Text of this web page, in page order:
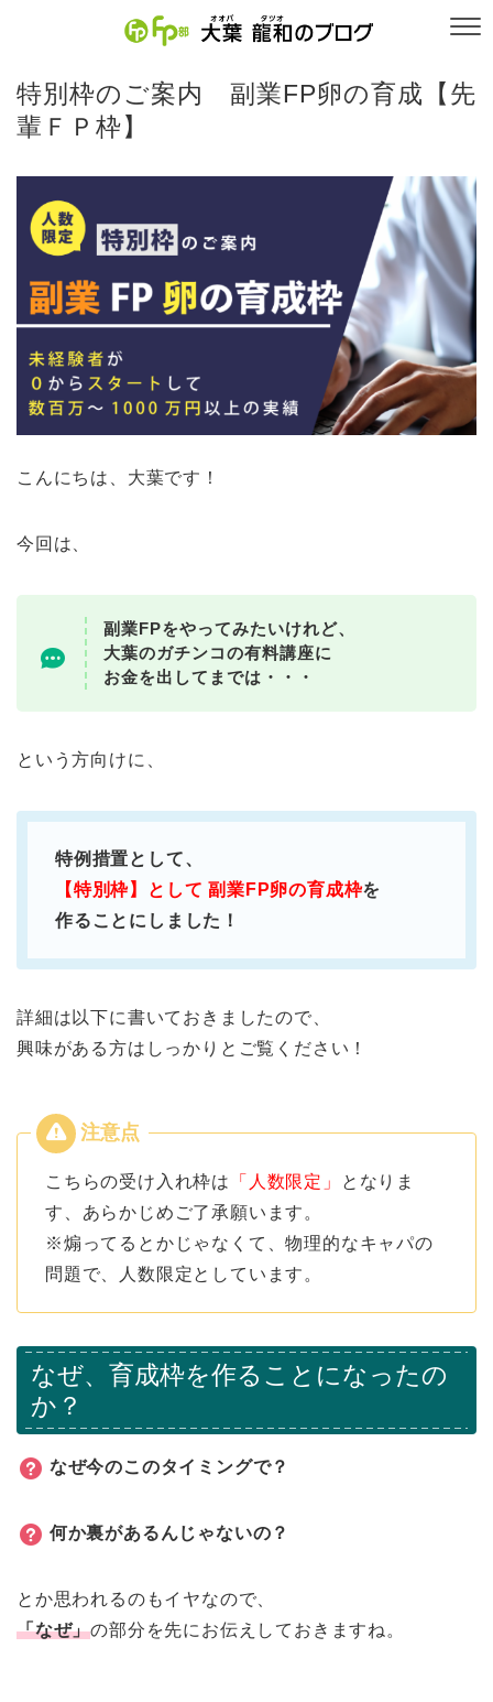
特別枠のご案内 副業FP卵の育成【先
輩ＦＰ枠】
こんにちは、大葉です！
今回は、
副業FPをやってみたいけれど、
大葉のガチンコの有料講座に
お金を出してまでは・・・
という方向けに、
特例措置として、
【特別枠】として 副業FP卵の育成枠を
作ることにしました！
詳細は以下に書いておきましたので、
興味がある方はしっかりとご覧ください！
こちらの受け入れ枠は 「人数限定」
となりま
す、あらかじめご了承願います。
※煽ってるとかじゃなくて、物理的なキャパの
問題で、人数限定としています。
なぜ、育成枠を作ることになったの
か？
なぜ今のこのタイミングで？
何か裏があるんじゃないの？
とか思われるのもイヤなので、
「なぜ」の部分を先にお伝えしておきますね。